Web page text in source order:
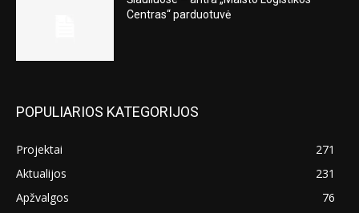
Centras“ parduotuvė
POPULIARIOS KATEGORIJOS
Projektai
271
Aktualijos
231
Apžvalgos
76